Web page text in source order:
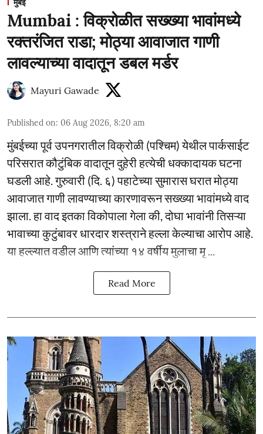
मुंबई
Mumbai : विक्रोळीत सख्ख्या भावांमध्ये
रक्तरंजित राडा; मोठ्या आवाजात गाणी
लावल्याच्या वादातून डबल मर्डर
Mayuri Gawade
Published on: 06 Aug 2026, 8:20 am
मुंबईच्या पूर्व उपनगरातील विक्रोळी (पश्चिम) येथील पार्कसाईट
परिसरात कौटुंबिक वादातून दुहेरी हत्येची धक्कादायक घटना
घडली आहे. गुरुवारी (दि. ६) पहाटेच्या सुमारास घरात मोठ्या
आवाजात गाणी लावण्याच्या कारणावरून सख्ख्या भावांमध्ये वाद
झाला. हा वाद इतका विकोपाला गेला की, दोघा भावांनी तिसऱ्या
भावाच्या कुटुंबावर धारदार शस्त्राने हल्ला केल्याचा आरोप आहे.
या हल्ल्यात वडील आणि त्यांच्या १४ वर्षीय मुलाचा मृ ...
Read More